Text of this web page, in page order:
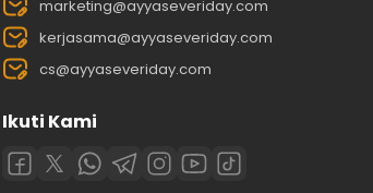
marketing@ayyaseveriday.com
kerjasama@ayyaseveriday.com
cs@ayyaseveriday.com
Ikuti Kami